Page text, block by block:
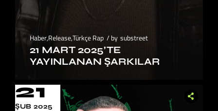
Haber,Release,Türkçe Rap by substreet
21 MART 2025’TE
YAYINLANAN ŞARKILAR
21
ŞUB 2025